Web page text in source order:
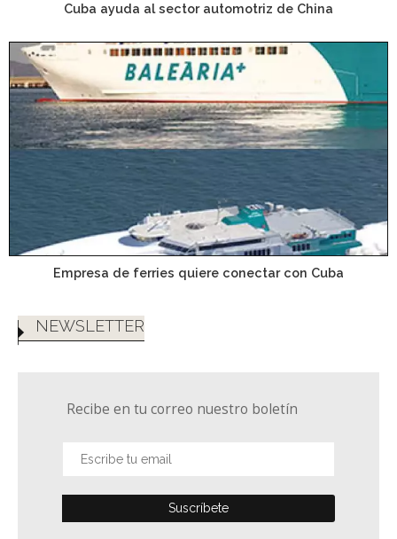
Cuba ayuda al sector automotriz de China
Empresa de ferries quiere conectar con Cuba
NEWSLETTER
Recibe en tu correo nuestro boletín